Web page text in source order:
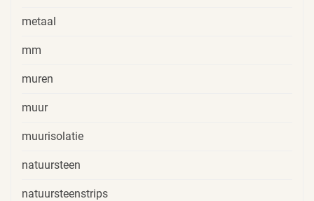
metaal
mm
muren
muur
muurisolatie
natuursteen
natuursteenstrips